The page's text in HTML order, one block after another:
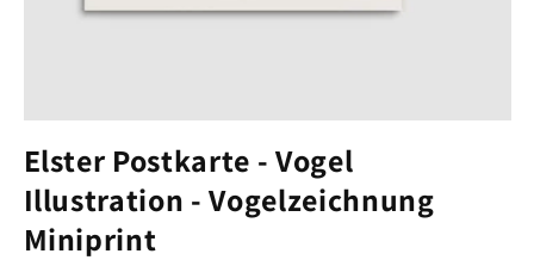
Elster Postkarte - Vogel
Illustration - Vogelzeichnung
Miniprint